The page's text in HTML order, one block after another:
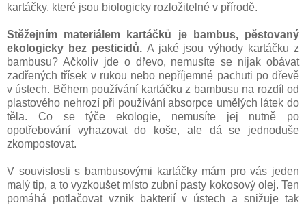
kartáčky, které jsou biologicky rozložitelné v přírodě.
Stěžejním materiálem kartáčků je bambus, pěstovaný
ekologicky bez pesticidů.A jaké jsou výhody kartáčku z
bambusu? Ačkoliv jde o dřevo, nemusíte se nijak obávat
zadřených třísek v rukou nebo nepříjemné pachuti po dřevě
v ústech. Během používání kartáčku z bambusu na rozdíl od
plastového nehrozí při používání absorpce umělých látek do
těla. Co se týče ekologie, nemusíte jej nutně po
opotřebování vyhazovat do koše, ale dá se jednoduše
zkompostovat.
V souvislosti s bambusovými kartáčky mám pro vás jeden
malý tip, a to vyzkoušet místo zubní pasty kokosový olej. Ten
pomáhá potlačovat vznik bakterií v ústech a snižuje tak